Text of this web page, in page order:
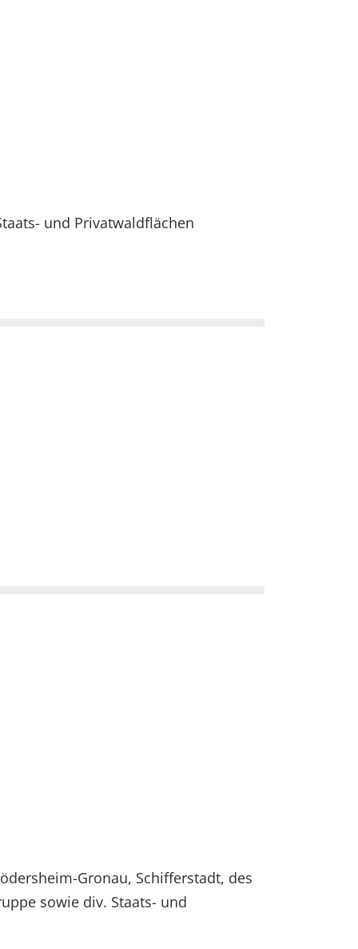
und Privatwaldflächen
Gronau, Schifferstadt, des
sowie div. Staats- und